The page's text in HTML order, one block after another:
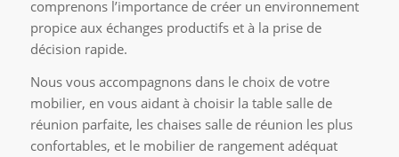
comprenons l’importance de créer un environnement
propice aux échanges productifs et à la prise de
décision rapide.
Nous vous accompagnons dans le choix de votre
mobilier, en vous aidant à choisir la table salle de
réunion parfaite, les chaises salle de réunion les plus
confortables, et le mobilier de rangement adéquat